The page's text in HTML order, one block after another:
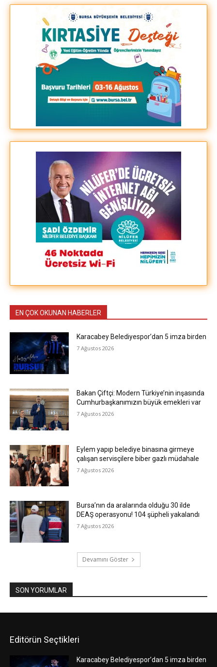
EN ÇOK OKUNAN HABERLER
Karacabey Belediyespor’dan 5 imza birden
7 Ağustos 2026
Bakan Çiftçi: Modern Türkiye’nin inşasında
Cumhurbaşkanımızın büyük emekleri var
7 Ağustos 2026
Eylem yapıp belediye binasına girmeye
çalışan servisçilere biber gazlı müdahale
7 Ağustos 2026
Bursa’nın da aralarında olduğu 30 ilde
DEAŞ operasyonu! 104 şüpheli yakalandı
7 Ağustos 2026
Devamını Göster
SON YORUMLAR
Editörün Seçtikleri
Karacabey Belediyespor’dan 5 imza birden